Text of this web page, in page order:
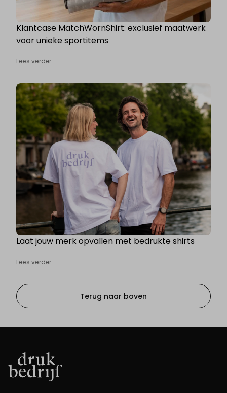
Klantcase MatchWornShirt: exclusief maatwerk
voor unieke sportitems
Lees verder
Laat jouw merk opvallen met bedrukte shirts
Lees verder
Terug naar boven